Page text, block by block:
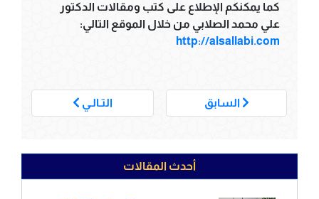
كما يمكنكم الإطلاع على كتب ومقالات الدكتور
علي محمد الصلابي من خلال الموقع التالي:
http://alsallabi.com
السابق التـالـي
أحدث المقالات